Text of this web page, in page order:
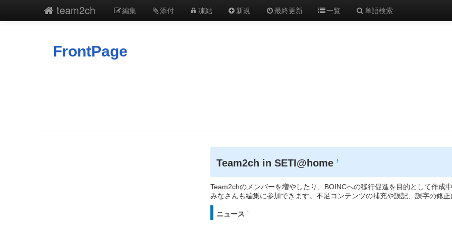
team2ch 編集 添付 凍結 新規 最終更新 一覧 単語検索
FrontPage
Team2ch in SETI@home†
Team2chのメンバーを増やしたり、BOINCへの移行促進を目的として作成中
みなさんも編集に参加できます。不足コンテンツの補充や誤記、誤字の修正
ニュース †